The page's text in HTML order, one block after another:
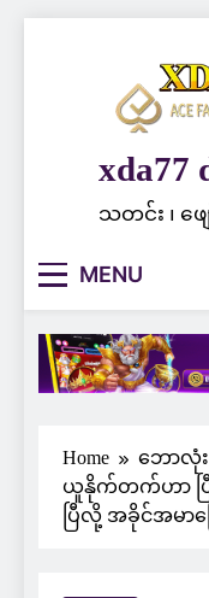
xda77
သတင်း ၊ ဖျ
MENU
Home
ဘောလုံး
ယူနိုက်တက်ဟာ ပ
ပြီလို့ အခိုင်အမာပ